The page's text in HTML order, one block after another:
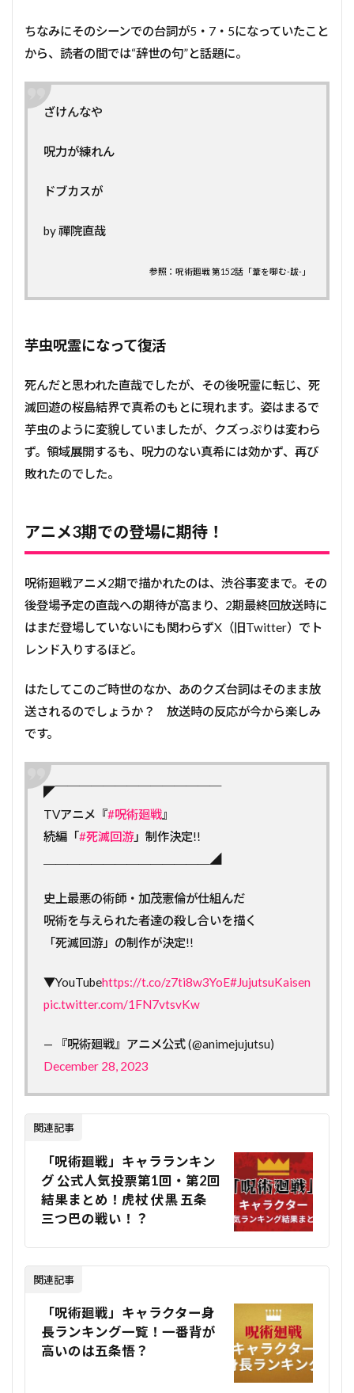
ちなみにそのシーンでの台詞が5・7・5になっていたこと
から、読者の間では“辞世の句”と話題に。
ざけんなや
呪力が練れん
ドブカスが
by 禪院直哉
参照：呪術廻戦 第152話「葦を啣む-跋-」
芋虫呪霊になって復活
死んだと思われた直哉でしたが、その後呪霊に転じ、死
滅回遊の桜島結界で真希のもとに現れます。姿はまるで
芋虫のように変貌していましたが、クズっぷりは変わら
ず。領域展開するも、呪力のない真希には効かず、再び
敗れたのでした。
アニメ3期での登場に期待！
呪術廻戦アニメ2期で描かれたのは、渋谷事変まで。その
後登場予定の直哉への期待が高まり、2期最終回放送時に
はまだ登場していないにも関わらずX（旧Twitter）でト
レンド入りするほど。
はたしてこのご時世のなか、あのクズ台詞はそのまま放
送されるのでしょうか？ 放送時の反応が今から楽しみ
です。
◤￣￣￣￣￣￣￣￣￣￣￣￣￣￣
TVアニメ『#呪術廻戦』
続編「#死滅回游」制作決定!!
＿＿＿＿＿＿＿＿＿＿＿＿＿＿◢
史上最悪の術師・加茂憲倫が仕組んだ
呪術を与えられた者達の殺し合いを描く
「死滅回游」の制作が決定!!
▼YouTubehttps://t.co/z7ti8w3YoE#JujutsuKaisen
pic.twitter.com/1FN7vtsvKw
— 『呪術廻戦』アニメ公式 (@animejujutsu)
December 28, 2023
関連記事
「呪術廻戦」キャラランキン
グ 公式人気投票第1回・第2回
結果まとめ！虎杖 伏黒 五条
三つ巴の戦い！？
関連記事
「呪術廻戦」キャラクター身
長ランキング一覧！一番背が
高いのは五条悟？